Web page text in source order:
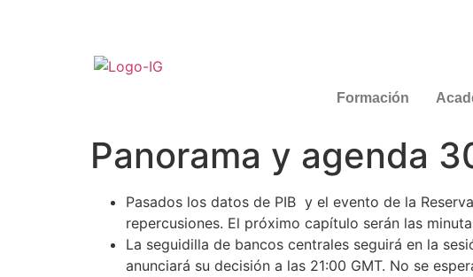
Formación
Panorama y agenda
Pasados los datos de PIB y el evento de la
repercusiones. El próximo capítulo serán las
La seguidilla de bancos centrales seguirá en la
anunciará su decisión a las 21:00 GMT. No se